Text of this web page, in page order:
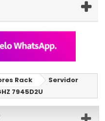
Rack
Servidor
7945D2U